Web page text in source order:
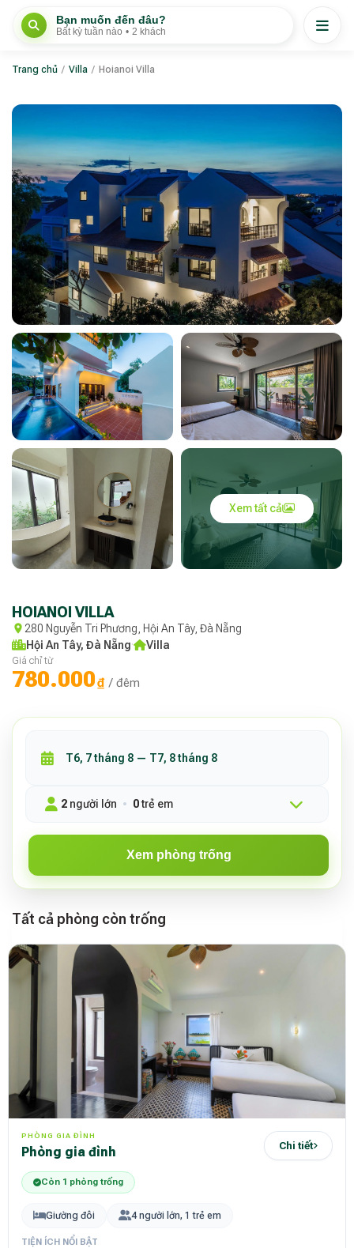
Bạn muốn đến đâu?
Bất kỳ tuần nào • 2 khách
Trang chủ / Villa / Hoianoi Villa
Xem tất cả
HOIANOI VILLA
280 Nguyễn Tri Phương, Hội An Tây, Đà Nẵng
Hội An Tây, Đà Nẵng· Villa
Giá chỉ từ
780.000₫ / đêm
2 người lớn 0trẻ em
Xem phòng trống
Tất cả phòng còn trống
PHÒNG GIA ĐÌNH
Phòng gia đình Chi tiết
Còn 1 phòng trống
Giường đôi 4 người lớn, 1 trẻ em
TIỆN ÍCH NỔI BẬT